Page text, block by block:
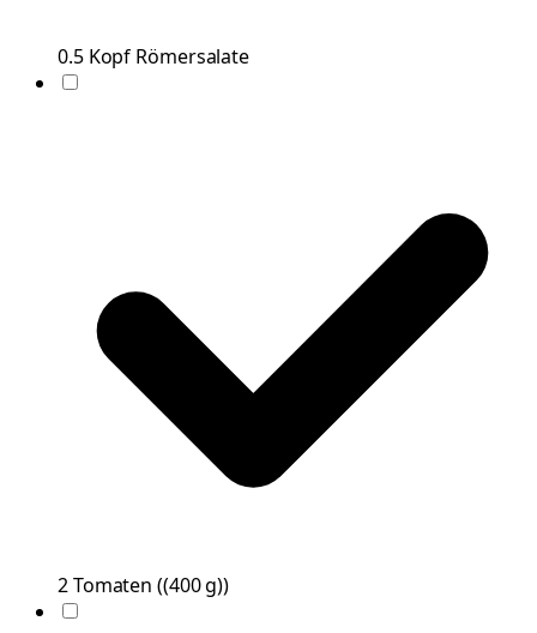
0.5 Kopf Römersalate
2Tomaten ((400 g))